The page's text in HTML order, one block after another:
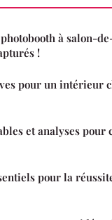
à salon-
!
pour un intérieur
et analyses pour
pour la